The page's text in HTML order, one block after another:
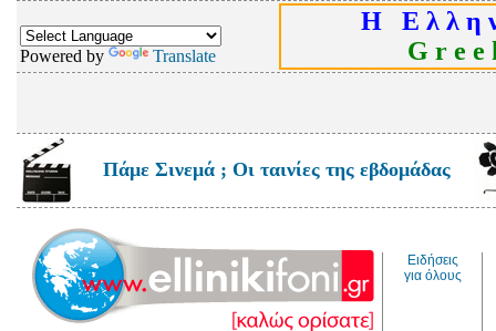
Powered by Translate
Η Ε λ λ η
G r e e
Πάμε Σινεμά ; Οι ταινίες της εβδομάδας
Ειδήσεις
για όλους